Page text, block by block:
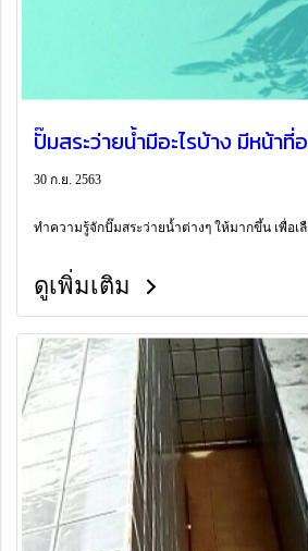
ปั๊มสระว่ายน้ำมีอะไรบ้าง มีหน้าที่
30 ก.ย. 2563
ทำความรู้จักปั๊มสระว่ายน้ำต่างๆ ให้มากขึ้น เพื่อเ
ดูเพิ่มเติม